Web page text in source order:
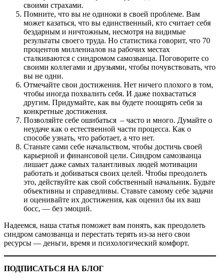
своими страхами.
Помните, что вы не одиноки в своей проблеме. Вам
может казаться, что вы единственный, кто считает себя
бездарным и ничтожным, несмотря на видимые
результаты своего труда. Но статистика говорит, что 70
процентов миллениалов на рабочих местах
сталкиваются с синдромом самозванца. Поговорите со
своими коллегами и друзьями, чтобы почувствовать, что
вы не одни.
Отмечайте свои достижения. Нет ничего плохого в том,
чтобы иногда похвалить себя. И даже похвастаться
другим. Придумайте, как вы будете поощрять себя за
конкретные достижения.
Позволяйте себе ошибаться – часто и много. Думайте о
неудаче как о естественной части процесса. Как о
способе узнать, что работает, а что нет.
Станьте сами себе начальством, чтобы достичь своей
карьерной и финансовой цели. Синдром самозванца
лишает даже самых талантливых людей мотивации
работать и добиваться своих целей. Чтобы преодолеть
это, действуйте как свой собственный начальник. Будьте
объективны и справедливы. Ставьте самому себе задачи
и оценивайте их достижения, как оценил бы их ваш
босс, — без эмоций.
Надеемся, наша статья поможет вам понять, как преодолеть
синдром самозванца и перестать терять из-за него свои
ресурсы — деньги, время и психологический комфорт.
ПОДПИСАТЬСЯ НА БЛОГ